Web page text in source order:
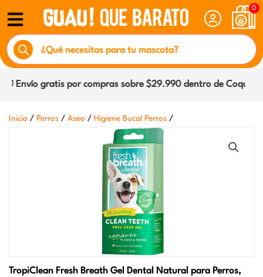
contenido
0
Búsqueda
de
productos
Envío gratis por compras sobre $29.990 dentro de Coquimbo
Inicio / Perros / Aseo / Higiene Bucal Perros /
TropiClean Fresh Breath Gel Dental Natural para Perros,